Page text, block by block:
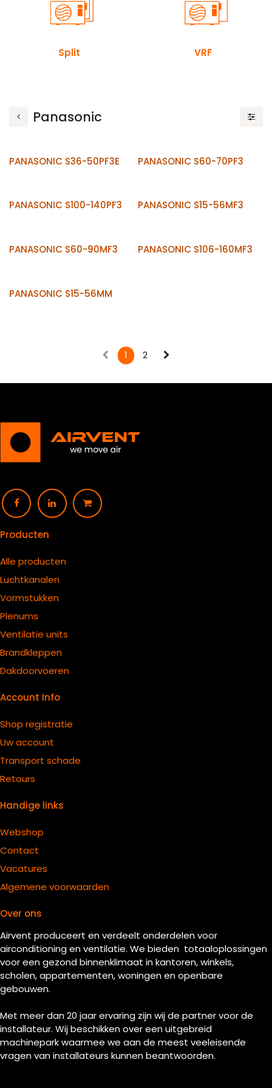
Split VRF
Panasonic
PANASONIC S36-50PF3E PANASONIC S60-70PF3
PANASONIC S100-140PF3 PANASONIC S15-56MF3
PANASONIC S60-90MF3 PANASONIC S106-160MF3
PANASONIC S15-56MM
1 2
Producten
Alle producten
Luchtkanalen
Vormstukken
Plenums
Ventilatie units
Brandkleppen
Dakdoorvoeren
Account Info
Shop registratie
Uw account
Transport schade
Retours
Handige links
Webshop
Contact
Vacatures
Algemene voorwaarden
Over ons
Airvent produceert en verdeelt onderdelen voor
airconditioning en ventilatie. We bieden totaaloplossingen
voor een gezond binnenklimaat in kantoren, winkels,
scholen, appartementen, woningen en openbare
gebouwen.
Met meer dan 20 jaar ervaring zijn wij de partner voor de
installateur. Wij beschikken over een uitgebreid
machinepark waarmee we aan de meest veeleisende
vragen van installateurs kunnen beantwoorden.